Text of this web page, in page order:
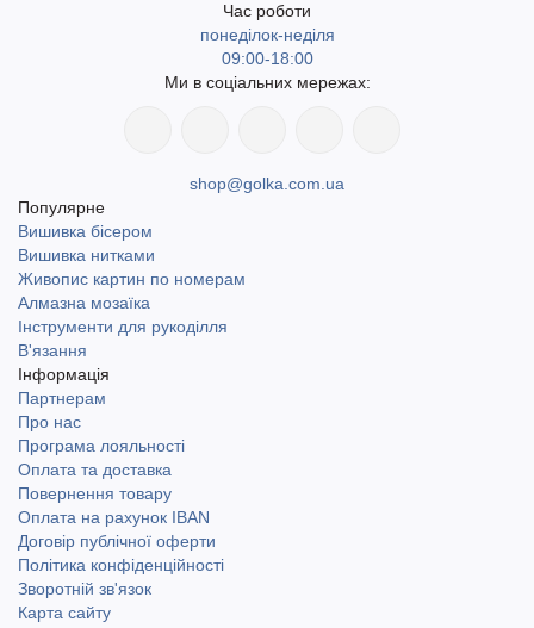
Час роботи
понеділок-неділя
09:00-18:00
Ми в соціальних мережах:
shop@golka.com.ua
Популярне
Вишивка бісером
Вишивка нитками
Живопис картин по номерам
Алмазна мозаїка
Інструменти для рукоділля
В'язання
Інформація
Партнерам
Про нас
Програма лояльності
Оплата та доставка
Повернення товару
Оплата на рахунок IBAN
Договір публічної оферти
Політика конфіденційності
Зворотній зв'язок
Карта сайту